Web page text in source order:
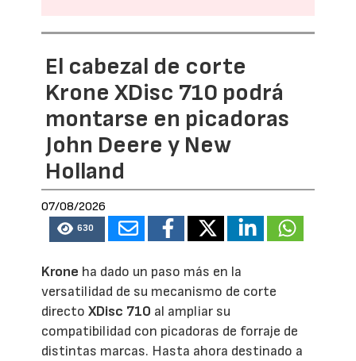
El cabezal de corte
Krone XDisc 710 podrá
montarse en picadoras
John Deere y New
Holland
07/08/2026
630
Krone ha dado un paso más en la
versatilidad de su mecanismo de corte
directoXDisc 710 al ampliar su
compatibilidad con picadoras de forraje de
distintas marcas. Hasta ahora destinado a